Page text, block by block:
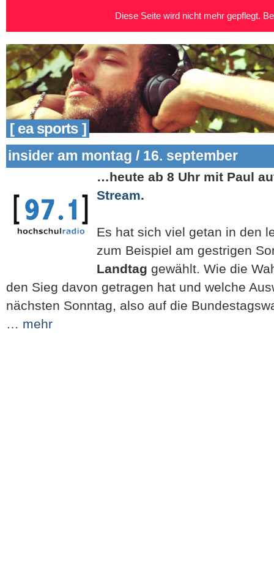
[ ea sports ]
insider am montag / 16. september
…heute ab 8 Uhr mit Paul
Stream.
Es hat sich viel getan in den
zum Beispiel am gestrigen
Landtag gewählt. Wie die
den Sieg davon getragen hat und welche
nächsten Sonntag, also auf die
… mehr
Diese Seite wird nicht mehr gepflegt.